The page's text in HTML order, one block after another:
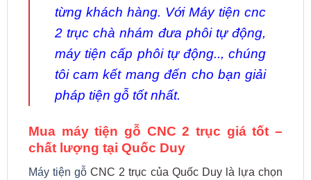
từng khách hàng. VớiMáy tiện cnc
2 trục chà nhám đưa phôi tự động,
máy tiện cấp phôi tự động.., chúng
tôi cam kết mang đến cho bạn giải
pháp tiện gỗ tốt nhất.
Mua máy tiện gỗ CNC 2 trục giá tốt –
chất lượng tại Quốc Duy
Máy tiện gỗ CNC 2 trục của Quốc Duy là lựa chọn